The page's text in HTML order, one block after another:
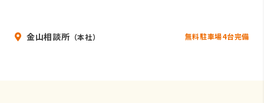
金山相談所 （本社） 無料駐車場4台完備